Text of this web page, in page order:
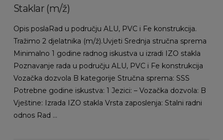
Staklar (m/ž)
Opis poslaRad u području ALU, PVC i Fe konstrukcija.
Tražimo 2 djelatnika (m/ž).Uvjeti Srednja stručna sprema
Minimalno 1 godine radnog iskustva u izradi IZO stakla
Poznavanje rada u području ALU, PVC i Fe konstrukcija
Vozačka dozvola B kategorije Stručna sprema: SSS
Potrebne godine iskustva: 1 Jezici: – Vozačka dozvola: B
Vještine: Izrada IZO stakla Vrsta zaposlenja: Stalni radni
odnos Rad …